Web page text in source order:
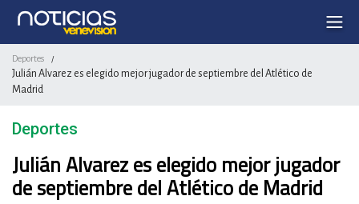
Deportes /
Julián Alvarez es elegido mejor jugador de septiembre del Atlético de
Madrid
Deportes
Julián Alvarez es elegido mejor jugador
de septiembre del Atlético de Madrid